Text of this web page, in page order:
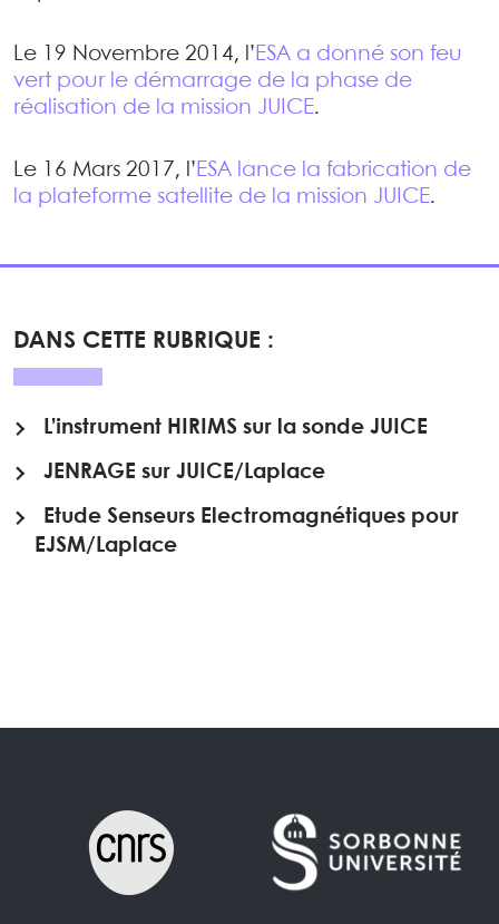
Le 19 Novembre 2014, l’ ESA a donné son feu
vert pour le démarrage de la phase de
réalisation de la mission JUICE.
Le 16 Mars 2017, l’ ESA lance la fabrication de
la plateforme satellite de la mission JUICE.
DANS CETTE RUBRIQUE :
L’instrument HIRIMS sur la sonde JUICE
JENRAGE sur JUICE/Laplace
Etude Senseurs Electromagnétiques pour
EJSM/Laplace